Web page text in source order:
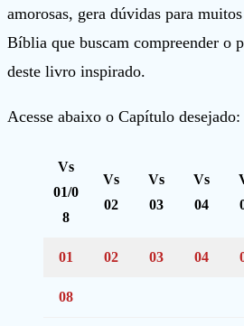
amorosas, gera dúvidas para
Bíblia que buscam compreender o
deste livro inspirado.
Acesse abaixo o Capítulo desejado:
Vs
01/0
8
Vs
02
Vs
03
Vs
04
01 02 03 04
08